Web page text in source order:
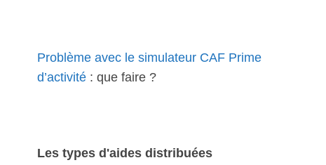
Problème avec le simulateur CAF Prime
d’activité : que faire ?
Les types d'aides distribuées